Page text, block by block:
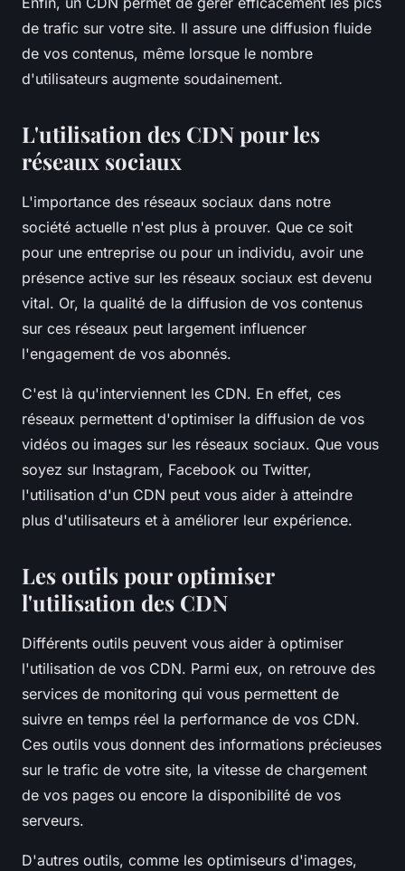
de trafic sur votre site. Il assure une diffusion fluide
de vos contenus, même lorsque le nombre
d'utilisateurs augmente soudainement.
L'utilisation des CDN pour les
réseaux sociaux
L'importance des réseaux sociaux dans notre
société actuelle n'est plus à prouver. Que ce soit
pour une entreprise ou pour un individu, avoir une
présence active sur les réseaux sociaux est devenu
vital. Or, la qualité de la diffusion de vos contenus
sur ces réseaux peut largement influencer
l'engagement de vos abonnés.
C'est là qu'interviennent les CDN. En effet, ces
réseaux permettent d'optimiser la diffusion de vos
vidéos ou images sur les réseaux sociaux. Que vous
soyez sur Instagram, Facebook ou Twitter,
l'utilisation d'un CDN peut vous aider à atteindre
plus d'utilisateurs et à améliorer leur expérience.
Les outils pour optimiser
l'utilisation des CDN
Différents outils peuvent vous aider à optimiser
l'utilisation de vos CDN. Parmi eux, on retrouve des
services de monitoring qui vous permettent de
suivre en temps réel la performance de vos CDN.
Ces outils vous donnent des informations précieuses
sur le trafic de votre site, la vitesse de chargement
de vos pages ou encore la disponibilité de vos
serveurs.
D'autres outils, comme les optimiseurs d'images,